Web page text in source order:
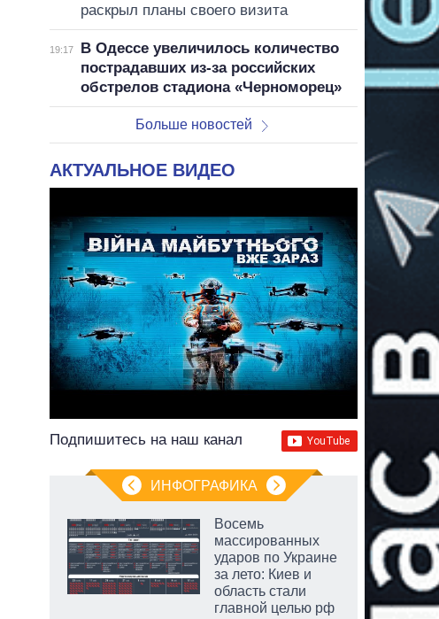
раскрыл планы своего визита
19:17
В Одессе увеличилось количество
пострадавших из-за российских
обстрелов стадиона «Черноморец»
Больше новостей
АКТУАЛЬНОЕ ВИДЕО
Подпишитесь на наш канал
ИНФОГРАФИКА
Восемь
массированных
ударов по Украине
за лето: Киев и
область стали
главной целью рф